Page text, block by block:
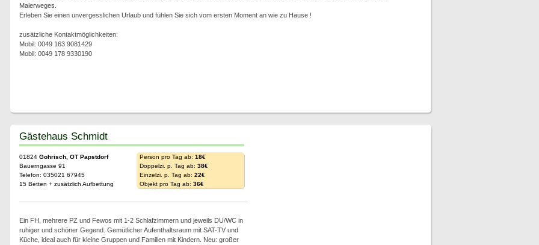
Malerweges.
Erleben Sie einen unvergesslichen Urlaub und fühlen Sie sich vom ersten Moment an wie zu Hause !
zusätzliche Kontaktmöglichkeiten:
Mobil: 0049 163 9081429
Mobil: 0049 178 9330190
Gästehaus Schmidt
01824 Gohrisch, OT Papstdorf
Bauerngasse 91
Telefon: 035021 67945
15 Betten + zusätzlich Aufbettung
Person pro Tag ab: 18€
Doppelzi. p. Tag ab: 38€
Einzelzi. p. Tag ab: 22€
Objekt pro Tag ab: 36€
Ein FH, mehrere PZ und Fewos mit 1-2 Schlafzimmern und jeweils DU/WC in
ruhiger und schöner Gegend. Gemütlicher Aufenthaltsraum mit SAT-TV und
Küche, ideal auch für kleine Gruppen und Familien mit Kindern. Neu: großer